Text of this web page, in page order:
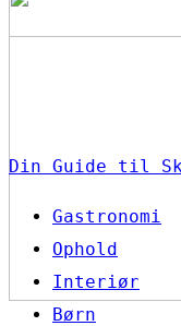
Din Guide til
Gastronomi
Ophold
Interiør
Børn